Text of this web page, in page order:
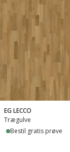
EG LECCO
Trægulve
Bestil gratis prøve